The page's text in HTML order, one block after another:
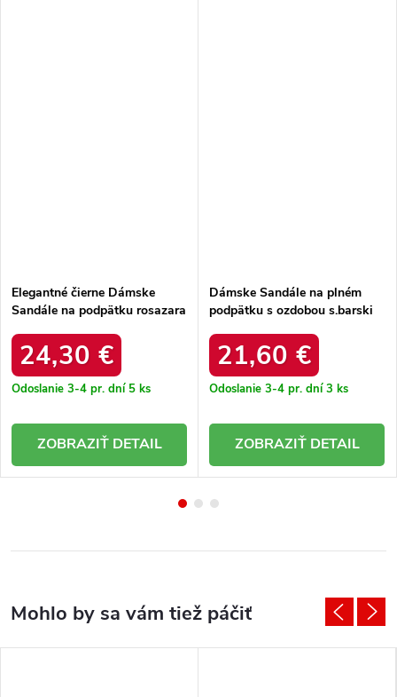
Elegantné čierne Dámske
Sandále na podpätku rosazara
24,30 €
Odoslanie 3-4 pr. dní 5 ks
DETAIL
Dámske Sandále na plném
podpätku s ozdobou s.barski
002 ROSE
21,60 €
Odoslanie 3-4 pr. dní3 ks
DETAIL